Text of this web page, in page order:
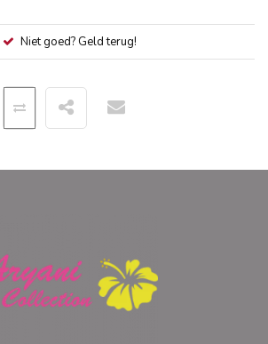
Niet goed? Geld terug!